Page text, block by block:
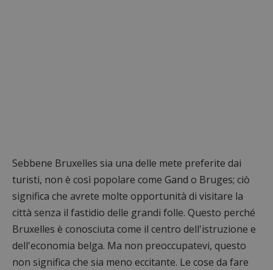
Sebbene Bruxelles sia una delle mete preferite dai
turisti, non è così popolare come Gand o Bruges; ciò
significa che avrete molte opportunità di visitare la
città senza il fastidio delle grandi folle. Questo perché
Bruxelles è conosciuta come il centro dell'istruzione e
dell'economia belga. Ma non preoccupatevi, questo
non significa che sia meno eccitante. Le cose da fare